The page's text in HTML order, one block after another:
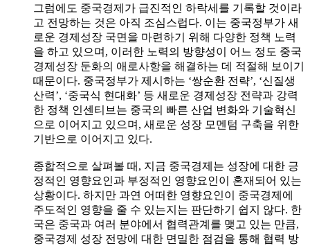
그럼에도 중국경제가 급진적인 하락세를 기록할 것이라
고 전망하는 것은 아직 조심스럽다. 이는 중국정부가 새
로운 경제성장 국면을 마련하기 위해 다양한 정책 노력
을 하고 있으며, 이러한 노력의 방향성이 어느 정도 중국
경제성장 둔화의 애로사항을 해결하는 데 적절해 보이기
때문이다. 중국정부가 제시하는 ‘쌍순환 전략’, ‘신질생
산력’, ‘중국식 현대화’ 등 새로운 경제성장 전략과 강력
한 정책 인센티브는 중국의 빠른 산업 변화와 기술혁신
으로 이어지고 있으며, 새로운 성장 모멘텀 구축을 위한
기반으로 이어지고 있다.
종합적으로 살펴볼 때, 지금 중국경제는 성장에 대한 긍
정적인 영향요인과 부정적인 영향요인이 혼재되어 있는
상황이다. 하지만 과연 어떠한 영향요인이 중국경제에
주도적인 영향을 줄 수 있는지는 판단하기 쉽지 않다. 한
국은 중국과 여러 분야에서 협력관계를 맺고 있는 만큼,
중국경제 성장 전망에 대한 면밀한 점검을 통해 협력 방